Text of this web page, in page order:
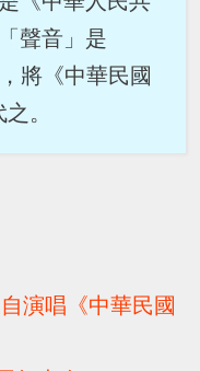
聲音」是
將《中華民國
。
演唱《中華民國